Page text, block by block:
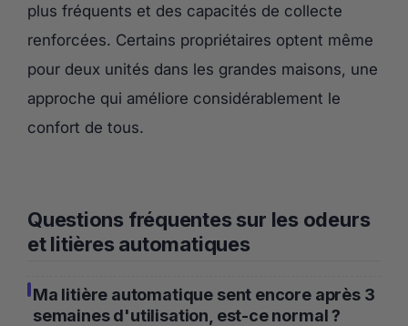
plus fréquents et des capacités de collecte
renforcées. Certains propriétaires optent même
pour deux unités dans les grandes maisons, une
approche qui améliore considérablement le
confort de tous.
Questions fréquentes sur les odeurs
et litières automatiques
Ma litière automatique sent encore après 3
semaines d'utilisation, est-ce normal ?